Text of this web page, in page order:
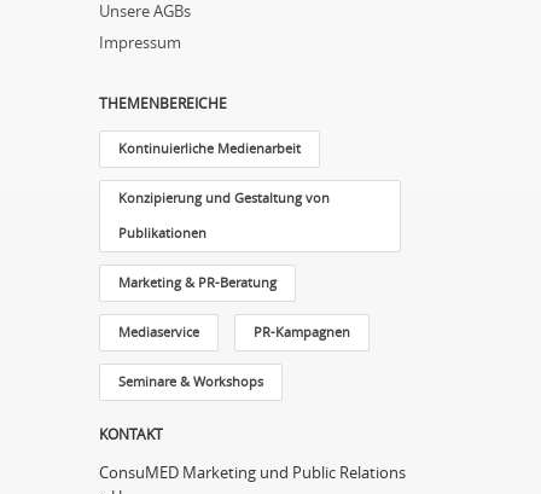
Unsere AGBs
Impressum
THEMENBEREICHE
Kontinuierliche Medienarbeit
Konzipierung und Gestaltung von
Publikationen
Marketing & PR-Beratung
Mediaservice PR-Kampagnen
Seminare & Workshops
KONTAKT
ConsuMED Marketing und Public Relations